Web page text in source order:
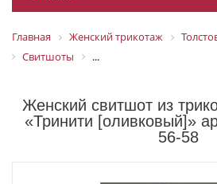
Главная Женский трикотаж
Свитшоты
...
Женский свитшот из
«Тринити [оливковый]»
56-58